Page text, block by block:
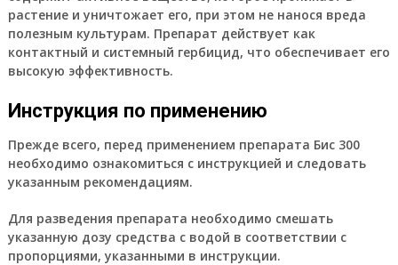
растение и уничтожает его, при этом не нанося вреда
полезным культурам. Препарат действует как
контактный и системный гербицид, что обеспечивает его
высокую эффективность.
Инструкция по применению
Прежде всего, перед применением препарата Бис 300
необходимо ознакомиться с инструкцией и следовать
указанным рекомендациям.
Для разведения препарата необходимо смешать
указанную дозу средства с водой в соответствии с
пропорциями, указанными в инструкции.